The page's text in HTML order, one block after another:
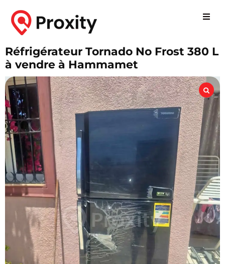
Réfrigérateur Tornado No Frost 380 L
à vendre à Hammamet